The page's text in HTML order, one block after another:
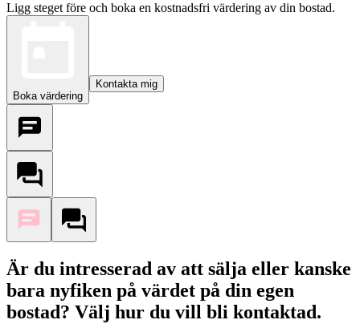
Ligg steget före och boka en kostnadsfri värdering av din bostad.
Boka värdering
Kontakta mig
Är du intresserad av att sälja eller kanske
bara nyfiken på värdet på din egen
bostad? Välj hur du vill bli kontaktad.